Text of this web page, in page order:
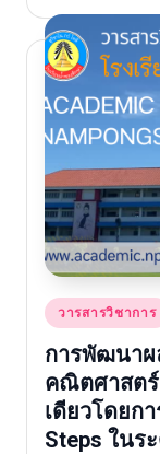
Posted
วารสารวิชาการ
การพัฒนาผ
คณิตศาสตร์
เดียวโดยก
Steps ในร